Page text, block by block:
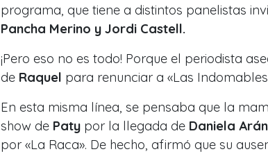
programa, que tiene a distintos panelistas
Pancha Merino y Jordi Castell.
¡Pero eso no es todo! Porque el periodista
de Raquel para renunciar a «Las
En esta misma línea, se pensaba que la
show de Paty por la llegada de Daniela
por «La Raca». De hecho, afirmó que su